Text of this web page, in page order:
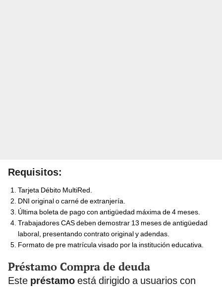
Requisitos:
Tarjeta Débito MultiRed.
DNI original o carné de extranjería.
Última boleta de pago con antigüedad máxima de 4 meses.
Trabajadores CAS deben demostrar 13 meses de antigüedad
laboral, presentando contrato original y adendas.
Formato de pre matrícula visado por la institución educativa.
Préstamo Compra de deuda
Este préstamo está dirigido a usuarios con